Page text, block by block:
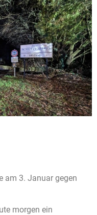
am 3. Januar gegen
morgen ein